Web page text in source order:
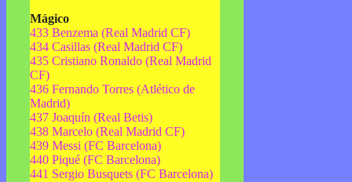
Mágico
433 Benzema (Real Madrid CF)
434 Casillas (Real Madrid CF)
435 Cristiano Ronaldo (Real Madrid
CF)
436 Fernando Torres (Atlético de
Madrid)
437 Joaquín (Real Betis)
438 Marcelo (Real Madrid CF)
439 Messi (FC Barcelona)
440 Piqué (FC Barcelona)
441 Sergio Busquets (FC Barcelona)